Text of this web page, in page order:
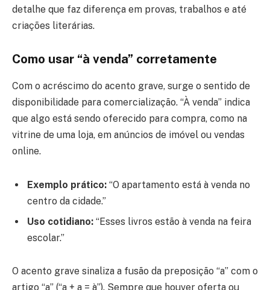
detalhe que faz diferença em provas, trabalhos e até
criações literárias.
Como usar “à venda” corretamente
Com o acréscimo do acento grave, surge o sentido de
disponibilidade para comercialização. “À venda” indica
que algo está sendo oferecido para compra, como na
vitrine de uma loja, em anúncios de imóvel ou vendas
online.
Exemplo prático: “O apartamento está à venda no
centro da cidade.”
Uso cotidiano: “Esses livros estão à venda na feira
escolar.”
O acento grave sinaliza a fusão da preposição “a” com o
artigo “a” (“a + a = à”). Sempre que houver oferta ou